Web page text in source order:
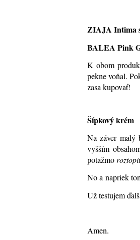
ZIAJA Intima
BALEA Pink
K obom
pekne voňal.
zasa kupovať!
Šípkový krém
Na záver malý
vyšším
potažmoroztopiť
No a napriek
Už testujem
Amen.